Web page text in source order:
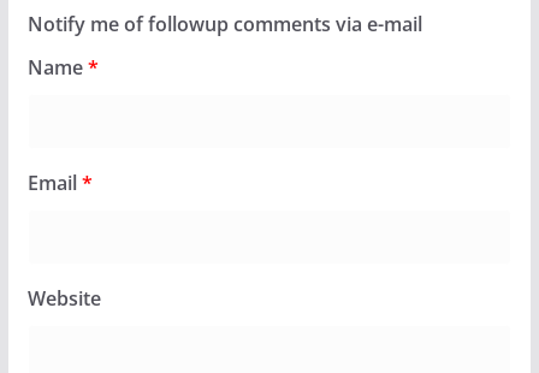
Notify me of followup comments via e-mail
Name*
Email*
Website